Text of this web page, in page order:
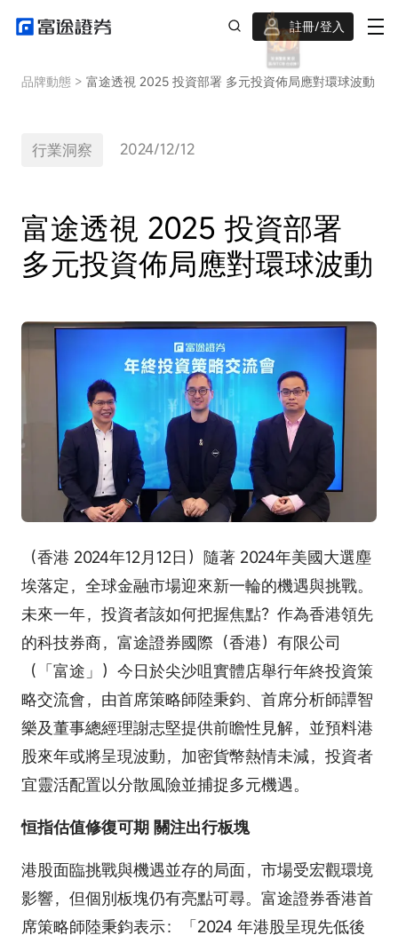
註冊/登入
迎新驚喜賞 股票/BTC等任你揀!
品牌動態> 富途透視 2025 投資部署 多元投資佈局應對環球波動
行業洞察 2024/12/12
富途透視 2025 投資部署
多元投資佈局應對環球波動
（香港 2024年12月12日）隨著 2024年美國大選塵
埃落定，全球金融市場迎來新一輪的機遇與挑戰。
未來一年，投資者該如何把握焦點？作為香港領先
的科技券商，富途證券國際（香港）有限公司
（「富途」）今日於尖沙咀實體店舉行年終投資策
略交流會，由首席策略師陸秉鈞、首席分析師譚智
樂及董事總經理謝志堅提供前瞻性見解，並預料港
股來年或將呈現波動，加密貨幣熱情未減，投資者
宜靈活配置以分散風險並捕捉多元機遇。
恒指估值修復可期 關注出行板塊
港股面臨挑戰與機遇並存的局面，市場受宏觀環境
影響，但個別板塊仍有亮點可尋。富途證券香港首
席策略師陸秉鈞表示：「2024 年港股呈現先低後